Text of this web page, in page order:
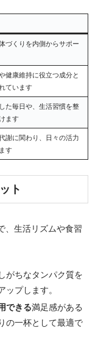
づくりを内側からサポー
健康維持に役立つ成分と
ています
た毎日や、生活習慣を整
ます
謝に関わり、日々の活力
す
ト
、生活リズムや食習
がちなタンパク質を
プします。
できる満足感がある
の一杯として最適で